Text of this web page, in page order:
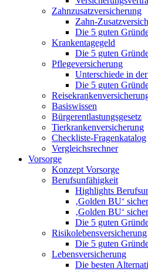
Zahnzusatzversicherung
Zahn-
Die 5 guten
Krankentagegeld
Die 5 guten
Pflegeversicherung
Unterschiede in
Die 5 guten
Basiswissen
Bürgerentlastungsgesetz
Tierkrankenversicherung
Checkliste-Fragenkatalog
Vergleichsrechner
Vorsorge
Konzept Vorsorge
Berufsunfähigkeit
Highlights
‚Golden BU‘
‚Golden BU‘
Die 5 guten
Risikolebensversicherung
Die 5 guten
Lebensversicherung
Die besten